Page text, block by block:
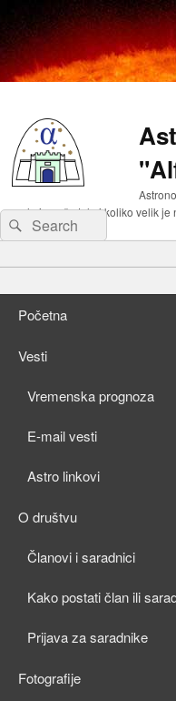
malo je naše telo i koliko velik je
Search
for:
Search
menuSkip
content
Skip
to
Početna
Vesti
Vremenska prognoza
E-mail vesti
Astro linkovi
O društvu
Članovi i saradnici
Kako postati član ili
Prijava za saradnike
Fotografije